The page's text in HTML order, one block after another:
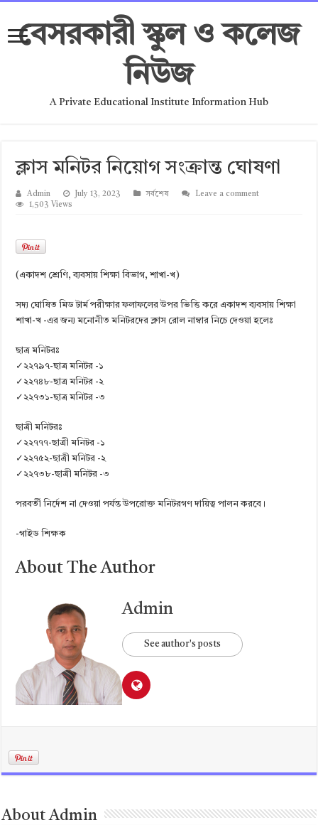
বেসরকারী স্কুল ও কলেজ
নিউজ
A Private Educational Institute Information Hub
ক্লাস মনিটর নিয়োগ সংক্রান্ত ঘোষণা
Admin July 13, 2023 সর্বশেষ
Leave a comment
1,503 Views
(একাদশ শ্রেণি, ব্যবসায় শিক্ষা বিভাগ, শাখা-খ)
সদ্য ঘোষিত মিড টার্ম পরীক্ষার ফলাফলের উপর ভিত্তি করে একাদশ ব্যবসায় শিক্ষা
শাখা-খ -এর জন্য মনোনীত মনিটরদের ক্লাস রোল নাম্বার নিচে দেওয়া হলেঃ
ছাত্র মনিটরঃ
✓২২৭৯৭-ছাত্র মনিটর -১
✓২২৭৪৮-ছাত্র মনিটর -২
✓২২৭৩১-ছাত্র মনিটর -৩
ছাত্রী মনিটরঃ
✓২২৭৭৭-ছাত্রী মনিটর -১
✓২২৭৫২-ছাত্রী মনিটর -২
✓২২৭৩৮-ছাত্রী মনিটর -৩
পরবর্তী নির্দেশ না দেওয়া পর্যন্ত উপরোক্ত মনিটরগণ দায়িত্ব পালন করবে।
-গাইড শিক্ষক
About The Author
Admin
See author's posts
About Admin